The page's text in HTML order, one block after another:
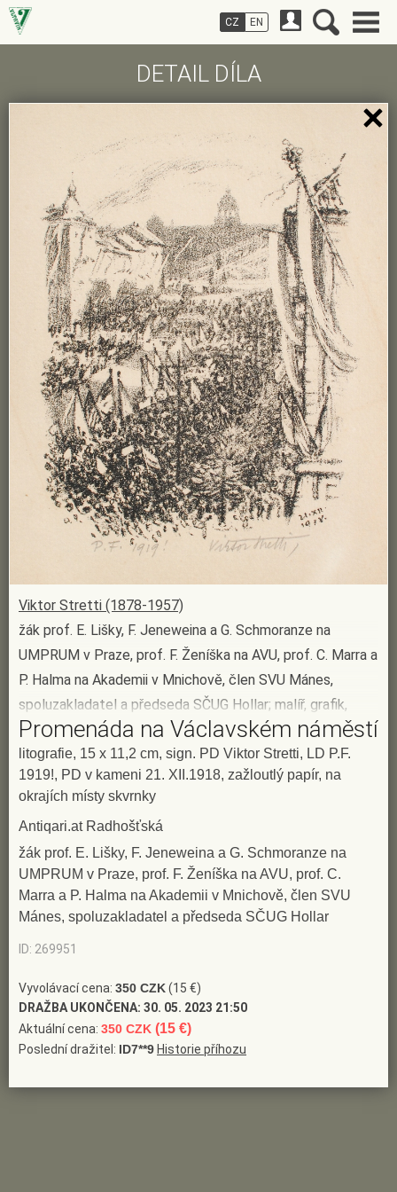
DETAIL DÍLA
Viktor Stretti (1878-1957)
žák prof. E. Lišky, F. Jeneweina a G. Schmoranze na
UMPRUM v Praze, prof. F. Ženíška na AVU, prof. C. Marra a
P. Halma na Akademii v Mnichově, člen SVU Mánes,
spoluzakladatel a předseda SČUG Hollar; malíř, grafik,
ilustrátor, pedagog; byl jedním z prvních českých grafiků,
kteří byli oceněni medailí na výstavě v Mnichově 1898 za
soubor leptů; 1904-1906 pedagogicky působil jako
asistent pro všeobecné kreslení aktu na UMPRUM v
Praze; pravidelně navštěvoval Paříž a Londýn, kde 1913
spolupracoval s litografem J. Pennelem; pražské motivy
se objevovaly v romanticky pojatých malbách i grafikách
(monumentální obraz Hradčany, 1951); řadu námětů
načerpal také během svých četných zahraničních cest
(Francie, Nizozemí, Anglie a Itálie); byl autorem mnoha
portrétů významných osobností (Jan Kubelík, Jaroslav
Kocián, Auguste Rodin ad.); později převážila v jeho díle
především grafika (litografie, suchá jehla a akvatinta),
všestranný talent však uplatnil i v několika plastikách a
Promenáda na Václavském náměstí
litografie, 15 x 11,2 cm, sign. PD Viktor Stretti, LD P.F.
1919!, PD v kameni 21. XII.1918, zažloutlý papír, na
okrajích místy skvrnky
Antiqari.at Radhošťská
žák prof. E. Lišky, F. Jeneweina a G. Schmoranze na
UMPRUM v Praze, prof. F. Ženíška na AVU, prof. C.
Marra a P. Halma na Akademii v Mnichově, člen SVU
Mánes, spoluzakladatel a předseda SČUG Hollar
ID: 269951
Vyvolávací cena: 350 CZK(15 €)
DRAŽBA UKONČENA: 30. 05. 2023 21:50
Aktuální cena: 350 CZK (15 €)
Poslední dražitel: ID7**9 Historie příhozu
CZ EN